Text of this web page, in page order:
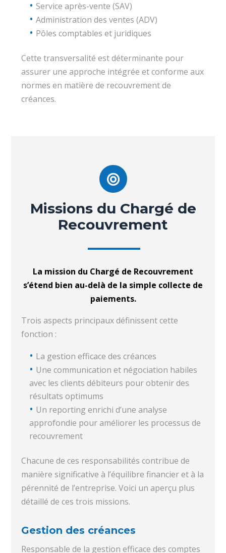
Service après-vente (SAV)
Administration des ventes (ADV)
Pôles comptables et juridiques
Cette transversalité est déterminante pour
assurer une approche intégrée et conforme aux
normes en matière de recouvrement de
créances.
Missions du Chargé de
Recouvrement
La mission du Chargé de Recouvrement
s’étend bien au-delà de la simple collecte de
paiements.
Trois aspects principaux définissent cette
fonction :
La gestion efficace des créances
Une communication et négociation habiles
avec les clients débiteurs pour obtenir des
résultats optimums
Un reporting enrichi d’une analyse
approfondie pour améliorer les processus de
recouvrement
Chacune de ces responsabilités contribue de
manière significative à l’équilibre financier et à la
pérennité de l’entreprise. Voici un aperçu plus
détaillé de ces trois missions.
Gestion des créances
Responsable de la gestion efficace des comptes